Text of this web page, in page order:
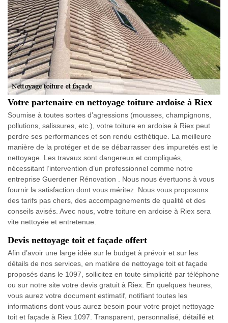
Votre partenaire en nettoyage toiture ardoise à Riex
Soumise à toutes sortes d’agressions (mousses, champignons,
pollutions, salissures, etc.), votre toiture en ardoise à Riex peut
perdre ses performances et son rendu esthétique. La meilleure
manière de la protéger et de se débarrasser des impuretés est le
nettoyage. Les travaux sont dangereux et compliqués,
nécessitant l’intervention d’un professionnel comme notre
entreprise Guerdener Rénovation . Nous nous évertuons à vous
fournir la satisfaction dont vous méritez. Nous vous proposons
des tarifs pas chers, des accompagnements de qualité et des
conseils avisés. Avec nous, votre toiture en ardoise à Riex sera
vite nettoyée et entretenue.
Devis nettoyage toit et façade offert
Afin d’avoir une large idée sur le budget à prévoir et sur les
détails de nos services, en matière de nettoyage toit et façade
proposés dans le 1097, sollicitez en toute simplicité par téléphone
ou sur notre site votre devis gratuit à Riex. En quelques heures,
vous aurez votre document estimatif, notifiant toutes les
informations dont vous aurez besoin pour votre projet nettoyage
toit et façade à Riex 1097. Transparent, personnalisé, détaillé et